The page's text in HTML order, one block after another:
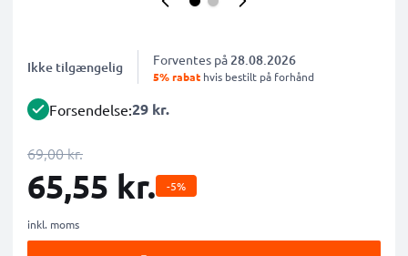
Ikke tilgængelig Forventes på 28.08.2026
5% rabat hvis bestilt på forhånd
Forsendelse:29 kr.
69,00 kr.
65,55 kr. -5%
inkl. moms